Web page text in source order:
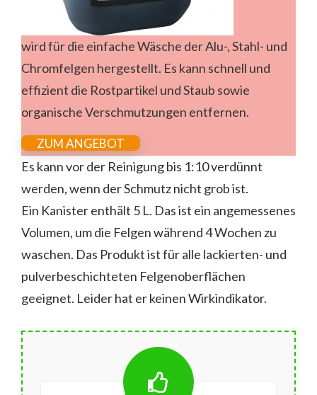
wird für die einfache Wäsche der Alu-, Stahl- und
Chromfelgen hergestellt. Es kann schnell und
effizient die Rostpartikel und Staub sowie
organische Verschmutzungen entfernen.
ZUM ANGEBOT
Es kann vor der Reinigung bis 1:10 verdünnt
werden, wenn der Schmutz nicht grob ist.
Ein Kanister enthält 5 L. Das ist ein angemessenes
Volumen, um die Felgen während 4 Wochen zu
waschen. Das Produkt ist für alle lackierten- und
pulverbeschichteten Felgenoberflächen
geeignet. Leider hat er keinen Wirkindikator.